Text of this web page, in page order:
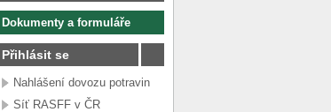
Dokumenty a formuláře
Přihlásit se
Nahlášení dovozu potravin
Síť RASFF v ČR